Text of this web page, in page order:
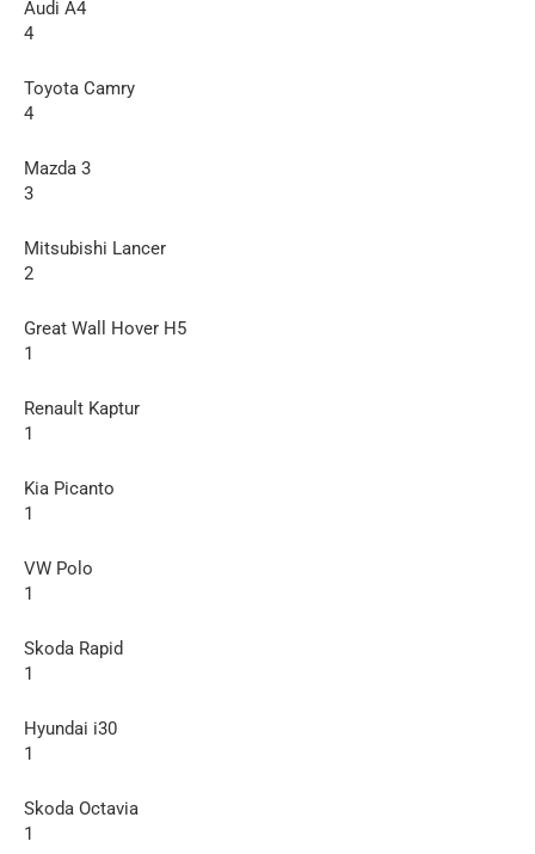
Audi A4
4
Toyota Camry
4
Mazda 3
3
Mitsubishi Lancer
2
Great Wall Hover H5
1
Renault Kaptur
1
Kia Picanto
1
VW Polo
1
Skoda Rapid
1
Hyundai i30
1
Skoda Octavia
1